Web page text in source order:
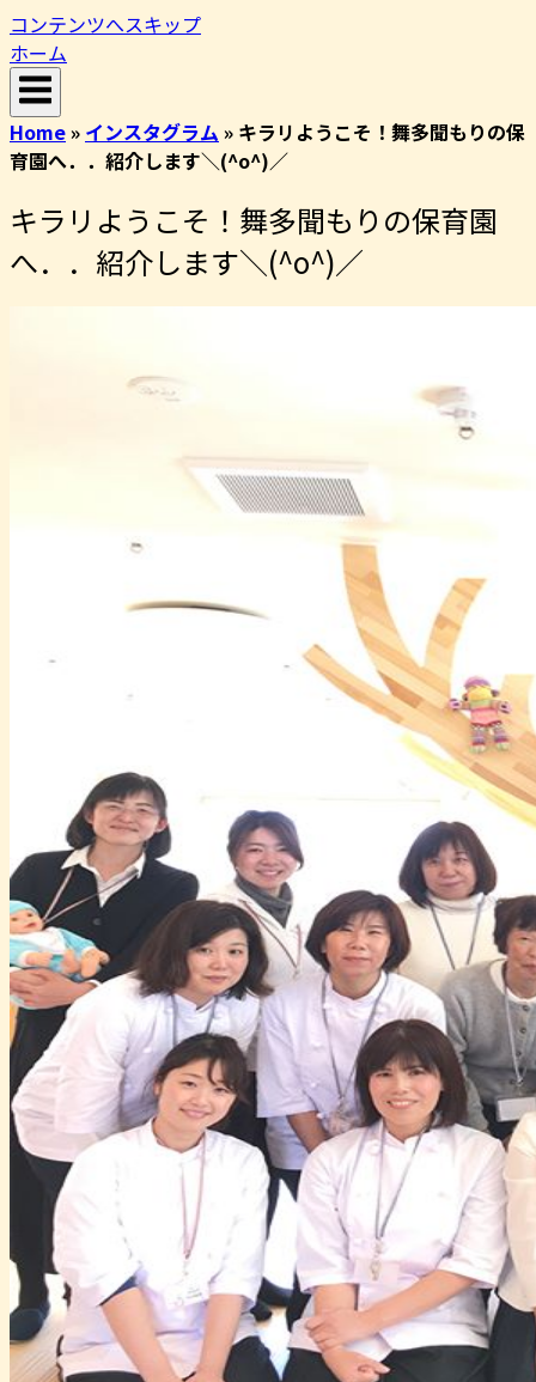
コンテンツへスキップ
ホーム
Home» インスタグラム » キラリようこそ！舞多聞もりの保
育園へ．．紹介します＼(^o^)／
キラリようこそ！舞多聞もりの保育園
へ．．紹介します＼(^o^)／